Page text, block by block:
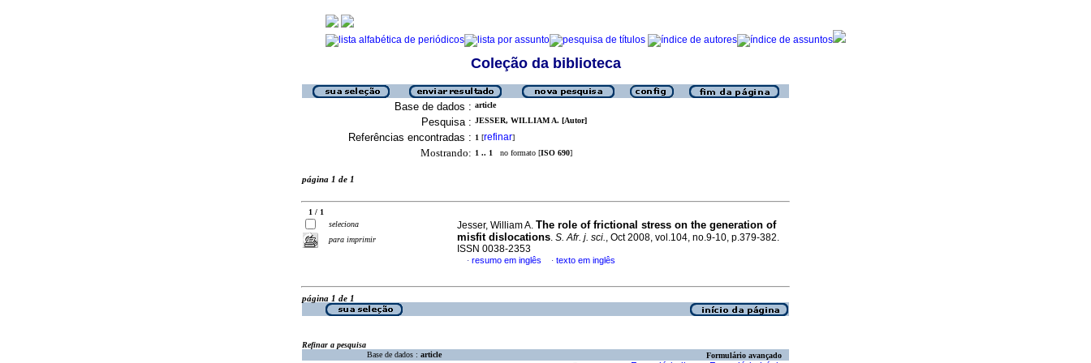
Coleção da biblioteca
Base de dados : article
Pesquisa : JESSER, WILLIAM A. [Autor]
Referências encontradas : 1 [refinar]
Mostrando: 1 .. 1 no formato [ISO 690]
página 1 de 1
1 / 1
seleciona
para imprimir
Jesser, William A. The role of frictional stress on the generation of
misfit dislocations. S. Afr. j. sci., Oct 2008, vol.104, no.9-10, p.379-382.
ISSN 0038-2353
· resumo em inglês · texto em inglês
página 1 de 1
Refinar a pesquisa
Base de dados : article Formulário avançado